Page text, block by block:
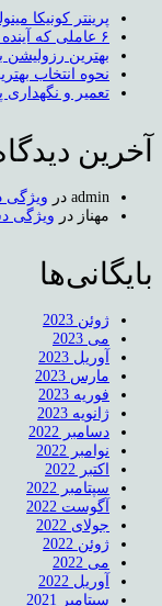
پرینتر کونیکا
۶ عاملی که آینده چاپ سابلیمیشن را شکل می دهد
بهترین
نحوه انتخاب
تعمیر و
آخرین
admin در ویژگی
مهناز در ویژگی
بایگانی‌ها
ژوئن 2023
می 2023
آوریل 2023
مارس 2023
فوریه 2023
ژانویه 2023
دسامبر 2022
نوامبر 2022
اکتبر 2022
سپتامبر 2022
آگوست 2022
جولای 2022
ژوئن 2022
می 2022
آوریل 2022
سپتامبر 2021